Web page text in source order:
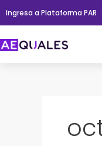
Ingresa a Plataforma PAR